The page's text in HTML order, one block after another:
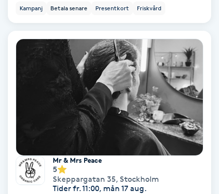
Fotsvamp
Fransborttagning
Fransfärgning
Fransförlängning
Kampanj Betala senare Presentkort Friskvård
Mr & Mrs Peace
5
Skeppargatan 35, Stockholm
Tider fr. 11:00, mån 17 aug.